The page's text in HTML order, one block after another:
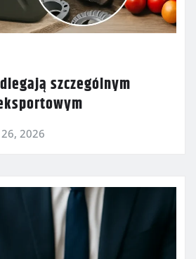
szczególnym
2026